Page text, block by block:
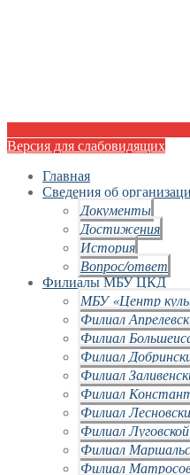
Версия для слабовидящих
Главная
Сведения об
Документы
Достижения
История
Вопрос/ответ
Филиалы МБУ ЦКД
МБУ «Центр
Филиал
Филиал
Филиал
Филиал
Филиал
Филиал
Филиал
Филиал
Филиал